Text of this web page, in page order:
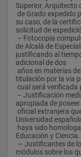
realizar los estudios
podrá matricularse
que equivalen a 360
horas lectivas y 1080 horas de trabajo del alumno, graduando
de esta manera su
Metodología:
En las enseñanzas a distancia el alumno hace el esfuerzo
principal y lo
Cuenta para ello con el material didáctico que recibe y con el
apoyo que se le
por escrito, bien
efecto, se fijen de
cada módulo éstos
homogéneas, en
Concursal.
Tributario.
Módulo Materias
-Sistemas de información e informática. Economía de la
empresa.
-Economía política
-Gestión financiera
Superior, Arquitecto
su caso, de la
solicitud de
de Alcalá de
justificando al
adicional de dos
titulación por la vía
cual será verificada
apropiada de
Universidad
Educación y Ciencia.
módulos sobre los